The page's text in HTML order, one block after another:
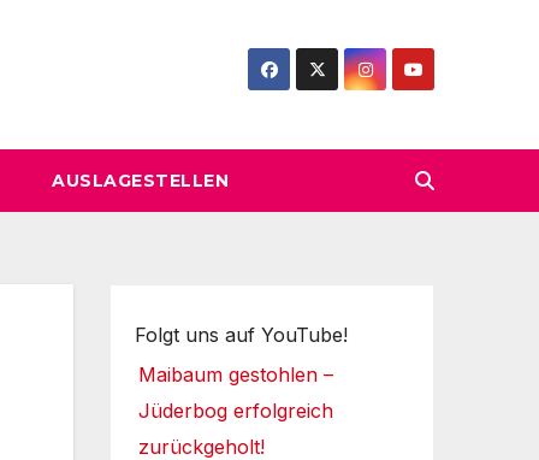
AUSLAGESTELLEN
Folgt uns auf YouTube!
Maibaum gestohlen –
Jüderbog erfolgreich
zurückgeholt!